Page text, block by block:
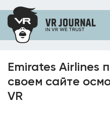
Emirates Airlines
своем сайте
VR